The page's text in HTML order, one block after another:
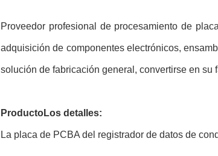
Proveedor profesional de procesamiento de
adquisición de componentes electrónicos,
solución de fabricación general, convertirse en
ProductoLos detalles:
La placa de PCBA del registrador de datos de